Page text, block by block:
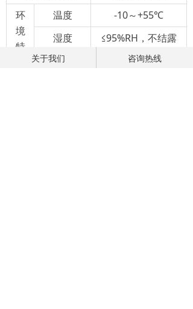
环
境
特
温度
-10～+55℃
湿度
≤95%RH，不结露
海拔
≤2000m
关于我们 咨询热线